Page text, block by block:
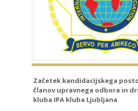
Začetek kandidacijskega
članov upravnega odbora in
kluba IPA kluba Ljubljana